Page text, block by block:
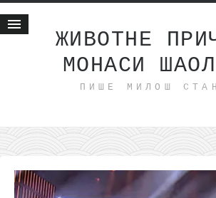
ЖИВОТНЕ
МОНАСИ
ПИШЕ МИЛОШ
Животне приче
интернет пословање
исхраном до здравља
мој хаику